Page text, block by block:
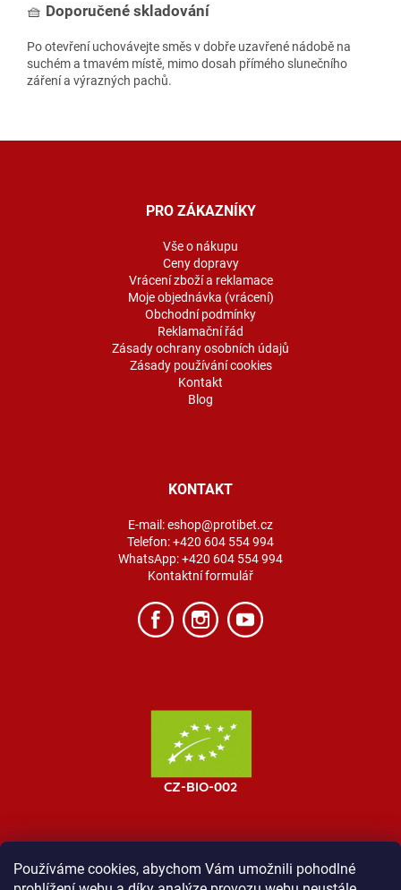
Používáme cookies, abychom Vám umožnili pohodlné
🧺 Doporučené skladování
Po otevření uchovávejte směs v dobře uzavřené nádobě na
suchém a tmavém místě, mimo dosah přímého slunečního
záření a výrazných pachů.
PRO ZÁKAZNÍKY
Vše o nákupu
Ceny dopravy
Vrácení zboží a reklamace
Moje objednávka (vrácení)
Obchodní podmínky
Reklamační řád
Zásady ochrany osobních údajů
Zásady používání cookies
Kontakt
Blog
KONTAKT
E-mail:eshop@protibet.cz
Telefon:+420 604 554 994
WhatsApp:+420 604 554 994
Kontaktní formulář